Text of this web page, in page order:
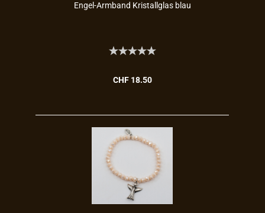
Engel-​​Arm­band Kris­tall­glas blau
CHF 18.50